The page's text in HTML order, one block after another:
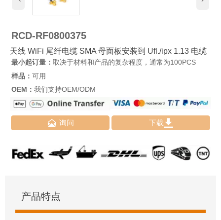
RCD-RF0800375
天线 WiFi 尾纤电缆 SMA 母面板安装到 Ufl./ipx 1.13 电缆
最小起订量： 取决于材料和产品的复杂程度，通常为100PCS
样品： 可用
OEM： 我们支持OEM/ODM
 询问 下载
产品特点